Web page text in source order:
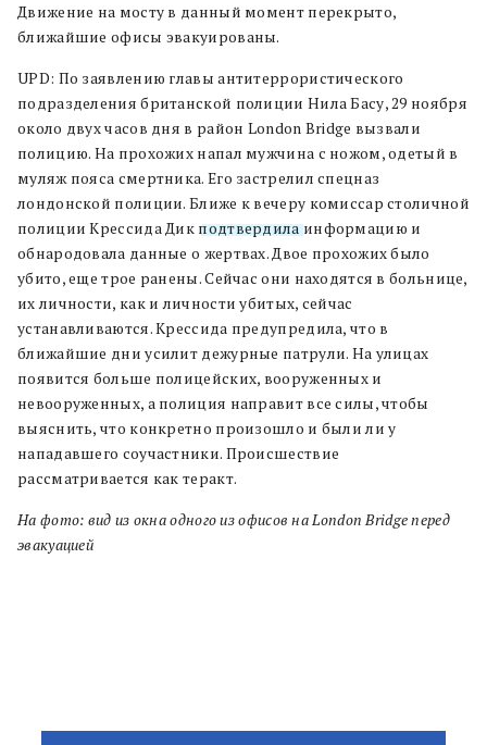
Движение на мосту в данный момент перекрыто,
ближайшие офисы эвакуированы.
UPD: По заявлению главы антитеррористического
подразделения британской полиции Нила Басу, 29 ноября
около двух часов дня в район London Bridge вызвали
полицию. На прохожих напал мужчина с ножом, одетый в
муляж пояса смертника. Его застрелил спецназ
лондонской полиции. Ближе к вечеру комиссар столичной
полиции Крессида Дик подтвердилаинформацию и
обнародовала данные о жертвах. Двое прохожих было
убито, еще трое ранены. Сейчас они находятся в больнице,
их личности, как и личности убитых, сейчас
устанавливаются. Крессида предупредила, что в
ближайшие дни усилит дежурные патрули. На улицах
появится больше полицейских, вооруженных и
невооруженных, а полиция направит все силы, чтобы
выяснить, что конкретно произошло и были ли у
нападавшего соучастники. Происшествие
рассматривается как теракт.
На фото: вид из окна одного из офисов на London Bridge перед
эвакуацией